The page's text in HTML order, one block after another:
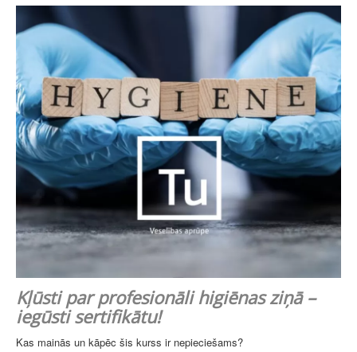
Kļūsti par profesionāli higiēnas ziņā –
iegūsti sertifikātu!
Kas mainās un kāpēc šis kurss ir nepieciešams?